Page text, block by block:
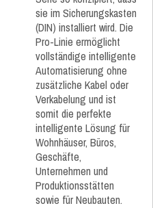
sie im Sicherungskasten
(DIN) installiert wird. Die
Pro-Linie ermöglicht
vollständige intelligente
Automatisierung ohne
zusätzliche Kabel oder
Verkabelung und ist
somit die perfekte
intelligente Lösung für
Wohnhäuser, Büros,
Geschäfte,
Unternehmen und
Produktionsstätten
sowie für Neubauten.​